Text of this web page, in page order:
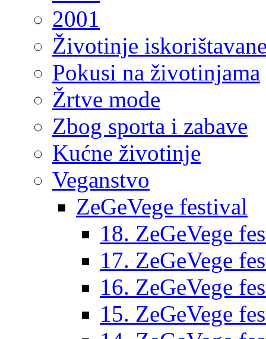
2001
Životinje
Pokusi na životinjama
Žrtve mode
Zbog sporta i zabave
Kućne životinje
Veganstvo
ZeGeVege festival
18. ZeGeVege
17. ZeGeVege
16. ZeGeVege
15. ZeGeVege